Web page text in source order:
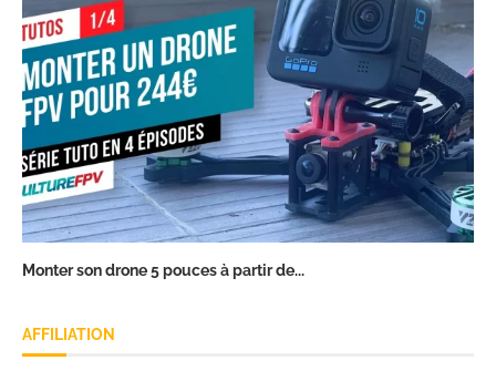
Monter son drone 5 pouces à partir de...
AFFILIATION